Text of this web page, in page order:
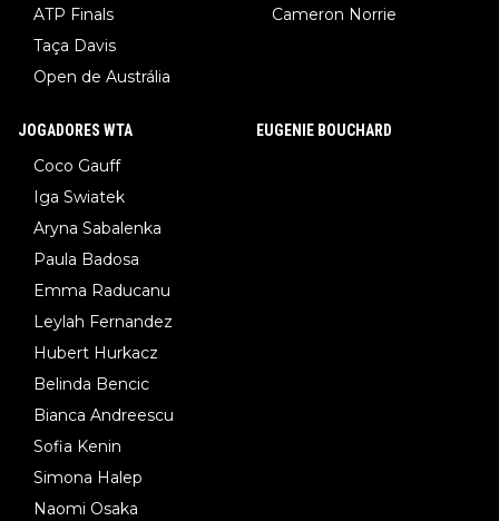
ATP Finals
Taça Davis
Open de Austrália
Cameron Norrie
JOGADORES WTA
Coco Gauff
Iga Swiatek
Aryna Sabalenka
Paula Badosa
Emma Raducanu
Leylah Fernandez
Hubert Hurkacz
Belinda Bencic
Bianca Andreescu
Sofia Kenin
Simona Halep
Naomi Osaka
EUGENIE BOUCHARD